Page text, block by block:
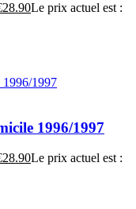
28.90Le prix actuel est :
1996/1997
28.90Le prix actuel est :